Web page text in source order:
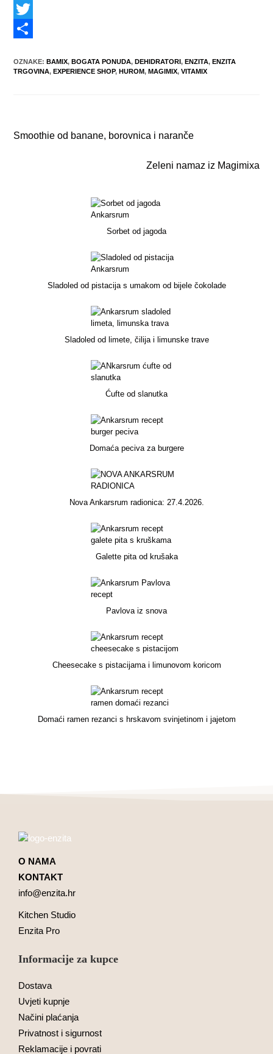
F
a
e
T
ih
OZNAKE:BAMIX, BOGATA PONUDA, DEHIDRATORI, ENZITA, ENZITA
TRGOVINA, EXPERIENCE SHOP, HUROM, MAGIMIX, VITAMIX
Smoothie od banane, borovnica i naranče
Zeleni namaz iz Magimixa
Sorbet od jagoda
Sladoled od pistacija s umakom od bijele čokolade
Sladoled od limete, čilija i limunske trave
Ćufte od slanutka
Domaća peciva za burgere
Nova Ankarsrum radionica: 27.4.2026.
Galette pita od krušaka
Pavlova iz snova
Cheesecake s pistacijama i limunovom koricom
Domaći ramen rezanci s hrskavom svinjetinom i jajetom
O NAMA
KONTAKT
info@enzita.hr
Kitchen Studio
Enzita Pro
Informacije za kupce
Dostava
Uvjeti kupnje
Načini plaćanja
Privatnost i sigurnost
Reklamacije i povrati